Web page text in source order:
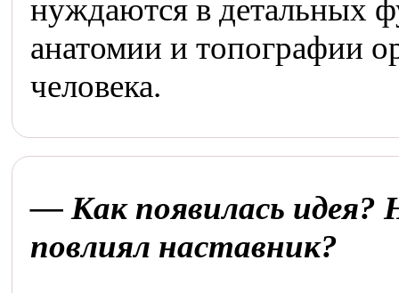
нуждаются в детальных
анатомии и топографии
человека.
— Как появилась идея?
повлиял наставник?